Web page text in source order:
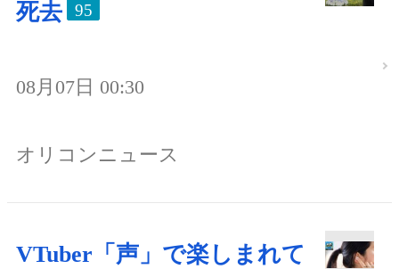
死去 95
08月07日 00:30
オリコンニュース
VTuber「声」で楽しまれて